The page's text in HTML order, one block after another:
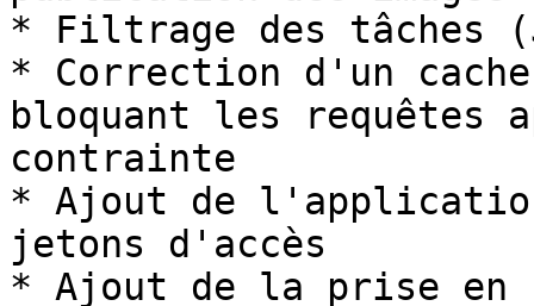
* Filtrage des tâches
* Correction d'un
bloquant les requêtes
contrainte
* Ajout de
jetons d'accès
* Ajout de la prise en